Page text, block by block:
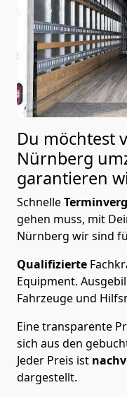
Du möchtest
Nürnberg
garantieren
Schnelle
gehen muss, mit
Nürnberg wir sind
Qualifizierte
Equipment.
Fahrzeuge und
Eine transparente
sich aus den
Jeder Preis ist
dargestellt.